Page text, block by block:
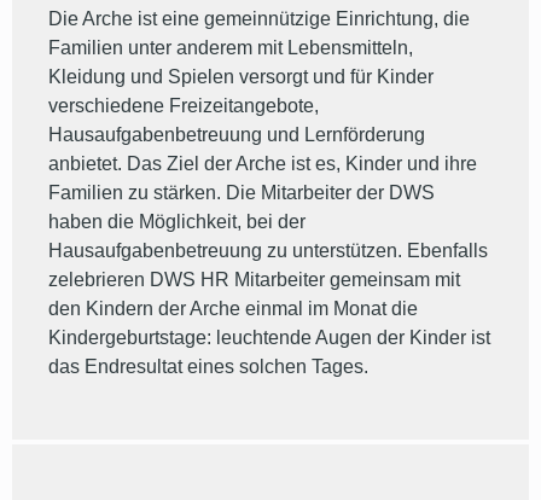
Die Arche ist eine gemeinnützige Einrichtung, die
Familien unter anderem mit Lebensmitteln,
Kleidung und Spielen versorgt und für Kinder
verschiedene Freizeitangebote,
Hausaufgabenbetreuung und Lernförderung
anbietet. Das Ziel der Arche ist es, Kinder und ihre
Familien zu stärken. Die Mitarbeiter der DWS
haben die Möglichkeit, bei der
Hausaufgabenbetreuung zu unterstützen. Ebenfalls
zelebrieren DWS HR Mitarbeiter gemeinsam mit
den Kindern der Arche einmal im Monat die
Kindergeburtstage: leuchtende Augen der Kinder ist
das Endresultat eines solchen Tages.